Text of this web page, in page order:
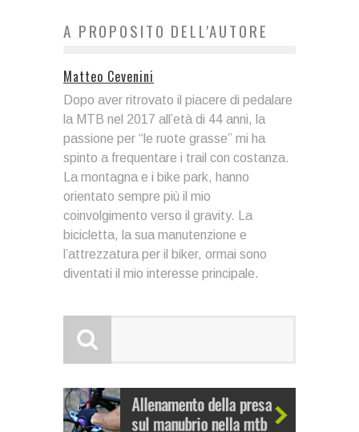
A PROPOSITO DELL'AUTORE
Matteo Cevenini
Dopo aver ritrovato il piacere di pedalare
la MTB nel 2017 all’età di 44 anni, la
passione per “le ruote grasse” mi ha
spinto a frequentare i trail con costanza.
La montagna e i bike park, hanno
orientato sempre più il mio
coinvolgimento verso il gravity. La
bicicletta, la sua manutenzione e
l’attrezzatura per il biker, ormai sono
diventati il mio interesse principale.